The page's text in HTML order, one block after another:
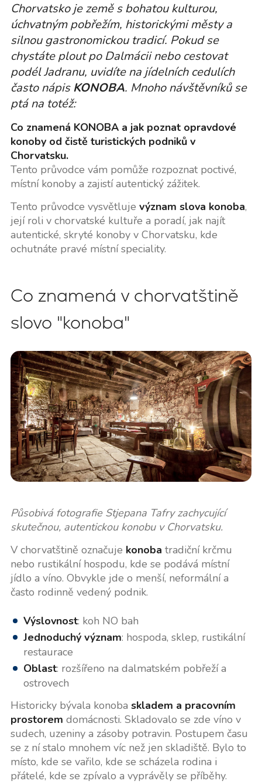
Chorvatsko je země s bohatou kulturou,
úchvatným pobřežím, historickými městy a
silnou gastronomickou tradicí. Pokud se
chystáte plout po Dalmácii nebo cestovat
podél Jadranu, uvidíte na jídelních cedulích
často nápisKONOBA. Mnoho návštěvníků se
ptá na totéž:
Co znamená KONOBA a jak poznat opravdové
konoby od čistě turistických podniků v
Chorvatsku.
Tento průvodce vám pomůže rozpoznat poctivé,
místní konoby a zajistí autentický zážitek.
Tento průvodce vysvětluje význam slova konoba,
její roli v chorvatské kultuře a poradí, jak najít
autentické, skryté konoby v Chorvatsku, kde
ochutnáte pravé místní speciality.
Co znamená v chorvatštině
slovo "konoba"
Působivá fotografie Stjepana Tafry zachycující
skutečnou, autentickou konobu v Chorvatsku.
V chorvatštině označuje konoba tradiční krčmu
nebo rustikální hospodu, kde se podává místní
jídlo a víno. Obvykle jde o menší, neformální a
často rodinně vedený podnik.
Výslovnost: koh NO bah
Jednoduchý význam: hospoda, sklep, rustikální
restaurace
Oblast: rozšířeno na dalmatském pobřeží a
ostrovech
Historicky bývala konoba skladem a pracovním
prostorem domácnosti. Skladovalo se zde víno v
sudech, uzeniny a zásoby potravin. Postupem času
se z ní stalo mnohem víc než jen skladiště. Bylo to
místo, kde se vařilo, kde se scházela rodina i
přátelé, kde se zpívalo a vyprávěly se příběhy.